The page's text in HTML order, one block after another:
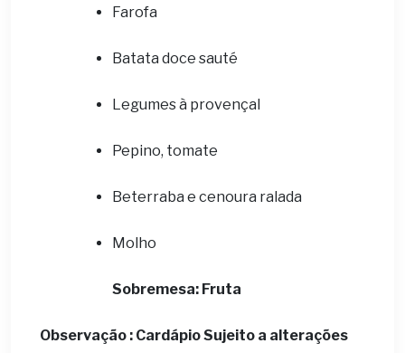
Farofa
Batata doce sauté
Legumes à provençal
Pepino, tomate
Beterraba e cenoura ralada
Molho
Sobremesa: Fruta
Observação : Cardápio Sujeito a alterações